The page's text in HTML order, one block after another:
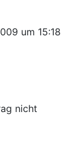
um 15:18
nicht